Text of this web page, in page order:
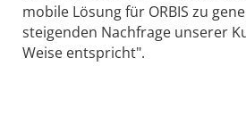
mobile Lösung für ORBIS zu
steigenden Nachfrage unserer
Weise entspricht".